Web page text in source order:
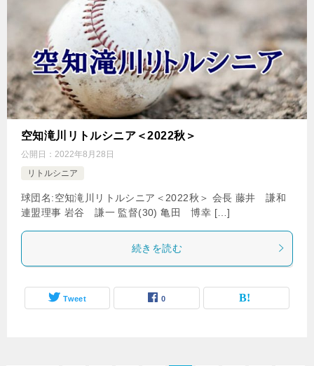
空知滝川リトルシニア＜2022秋＞
公開日： 2022年8月28日
リトルシニア
球団名:空知滝川リトルシニア＜2022秋＞ 会長 藤井 謙和
連盟理事 岩谷 謙一 監督(30) 亀田 博幸 […]
続きを読む
Tweet 0